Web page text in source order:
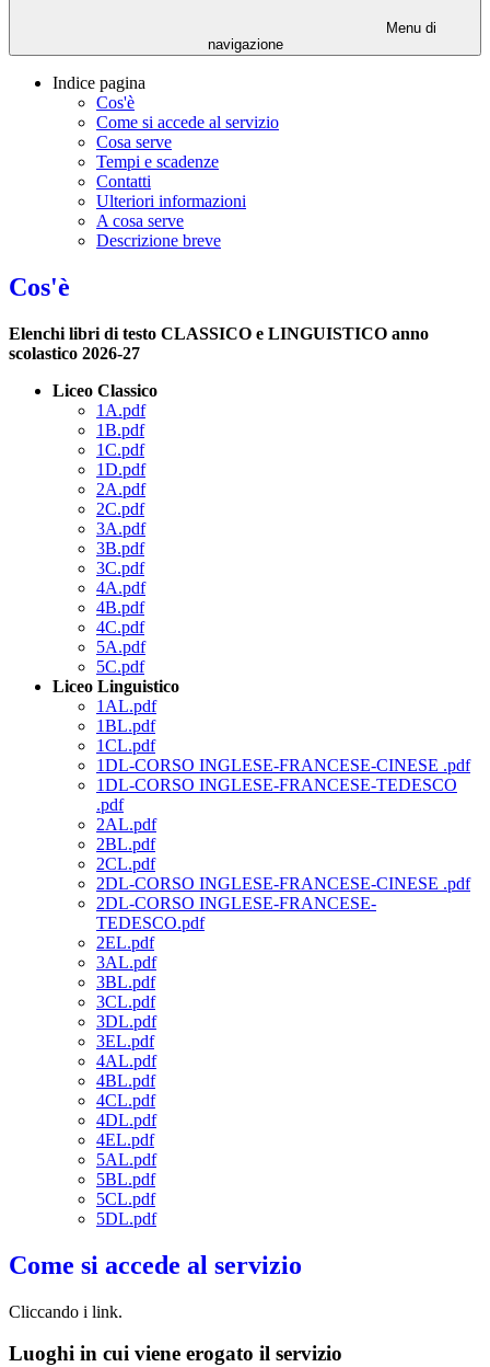
Menu di
navigazione
Indice pagina
Cos'è
Come si accede al servizio
Cosa serve
Tempi e scadenze
Contatti
Ulteriori informazioni
A cosa serve
Descrizione breve
Cos'è
Elenchi libri di testo CLASSICO e LINGUISTICO anno
scolastico 2026-27
Liceo Classico
1A.pdf
1B.pdf
1C.pdf
1D.pdf
2A.pdf
2C.pdf
3A.pdf
3B.pdf
3C.pdf
4A.pdf
4B.pdf
4C.pdf
5A.pdf
5C.pdf
Liceo Linguistico
1AL.pdf
1BL.pdf
1CL.pdf
1DL-CORSO INGLESE-FRANCESE-CINESE .pdf
1DL-CORSO INGLESE-FRANCESE-TEDESCO
.pdf
2AL.pdf
2BL.pdf
2CL.pdf
2DL-CORSO INGLESE-FRANCESE-CINESE .pdf
2DL-CORSO INGLESE-FRANCESE-
TEDESCO.pdf
2EL.pdf
3AL.pdf
3BL.pdf
3CL.pdf
3DL.pdf
3EL.pdf
4AL.pdf
4BL.pdf
4CL.pdf
4DL.pdf
4EL.pdf
5AL.pdf
5BL.pdf
5CL.pdf
5DL.pdf
Come si accede al servizio
Cliccando i link.
Luoghi in cui viene erogato il servizio